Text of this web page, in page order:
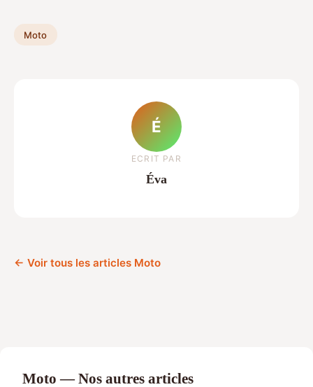
Moto
É
ECRIT PAR
Éva
← Voir tous les articles Moto
Moto — Nos autres articles